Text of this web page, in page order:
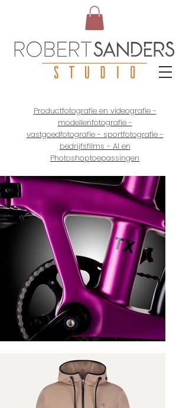
Productfotografie en videografie -
modellenfotografie -
vastgoedfotografie - sportfotografie -
bedrijfsfilms - AI en
Photoshoptoepassingen